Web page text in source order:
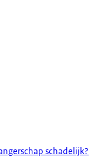
schadelijk?